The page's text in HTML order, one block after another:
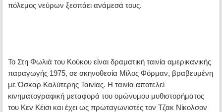
πόλεμος νεύρων ξεσπάει ανάμεσά τους.
Το Στη Φωλιά του Κούκου είναι δραματική ταινία αμερικανικής
παραγωγής 1975, σε σκηνοθεσία Μίλος Φόρμαν, βραβευμένη
με Όσκαρ Καλύτερης Ταινίας. Η ταινία αποτελεί
κινηματογραφική μεταφορά του ομώνυμου μυθιστορήματος
του Κεν Κέισι και έχει ως πρωταγωνιστές τον Τζακ Νίκολσον